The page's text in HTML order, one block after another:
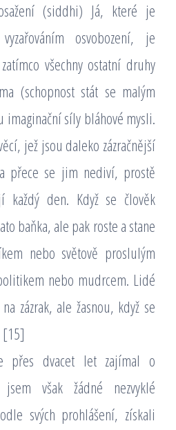
(siddhi) Já, které je
osvobození, je
všechny ostatní druhy
(schopnost stát se malým
síly bláhové mysli.
jež jsou daleko zázračnější
přece se jim nediví, prostě
každý den. Když se člověk
baňka, ale pak roste a stane
nebo světově proslulým
nebo mudrcem. Lidé
zázrak, ale žasnou, když se
[15]
přes dvacet let zajímal o
jsem však žádné nezvyklé
svých prohlášení, získali